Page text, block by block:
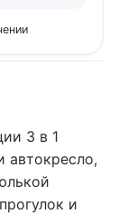
3 в 1
автокресло,
и